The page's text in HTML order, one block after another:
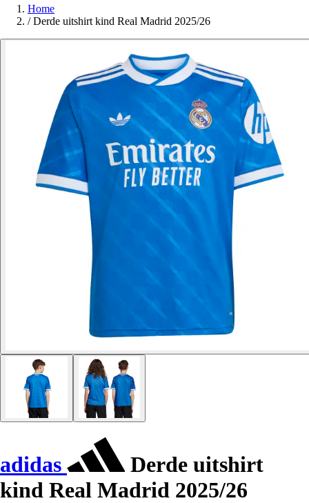
Home
/ Derde uitshirt kind Real Madrid 2025/26
adidas
Derde uitshirt
kind Real Madrid 2025/26